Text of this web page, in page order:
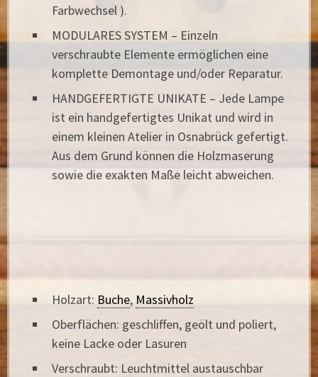
Farbwechsel ).
MODULARES SYSTEM – Einzeln
verschraubte Elemente ermöglichen eine
komplette Demontage und/oder Reparatur.
HANDGEFERTIGTE UNIKATE – Jede Lampe
ist ein handgefertigtes Unikat und wird in
einem kleinen Atelier in Osnabrück gefertigt.
Aus dem Grund können die Holzmaserung
sowie die exakten Maße leicht abweichen.
Holzart: Buche, Massivholz
Oberflächen: geschliffen, geölt und poliert,
keine Lacke oder Lasuren
Verschraubt: Leuchtmittel austauschbar